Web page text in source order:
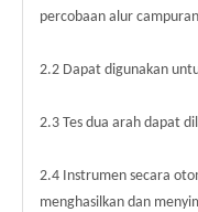
percobaan alur
2.2 Dapat digunakan
2.3 Tes dua arah dapat
2.4 Instrumen secara
menghasilkan dan